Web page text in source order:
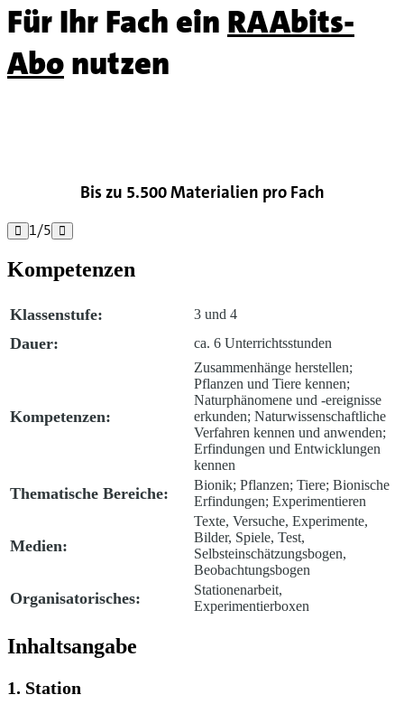
Für Ihr Fach ein RAAbits-
Abonutzen
Bis zu 5.500 Materialien pro Fach
 1/5 
Kompetenzen
Klassenstufe: 3 und 4
Dauer: ca. 6 Unterrichtsstunden
Kompetenzen:
Zusammenhänge herstellen;
Pflanzen und Tiere kennen;
Naturphänomene und -ereignisse
erkunden; Naturwissenschaftliche
Verfahren kennen und anwenden;
Erfindungen und Entwicklungen
kennen
Thematische Bereiche:
Bionik; Pflanzen; Tiere; Bionische
Erfindungen; Experimentieren
Medien:
Texte, Versuche, Experimente,
Bilder, Spiele, Test,
Selbsteinschätzungsbogen,
Beobachtungsbogen
Organisatorisches:
Stationenarbeit,
Experimentierboxen
Inhaltsangabe
1. Station